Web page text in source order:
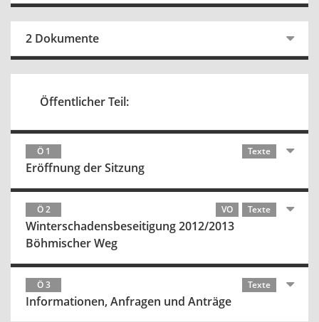
2 Dokumente
Öffentlicher Teil:
Ö 1 Texte
Eröffnung der Sitzung
Ö 2 VO Texte
Winterschadensbeseitigung 2012/2013
Böhmischer Weg
Ö 3 Texte
Informationen, Anfragen und Anträge